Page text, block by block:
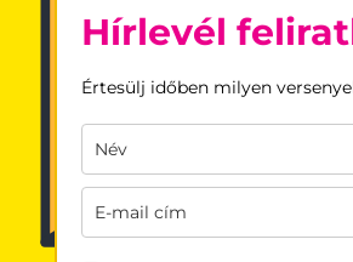
Hírlevél
Értesülj időben milyen